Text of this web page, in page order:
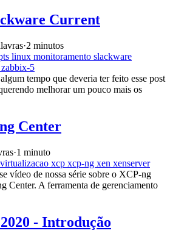
Current
·2 minutos
linux monitoramento slackware
zabbix-5
tempo que deveria ter feito esse post
melhorar um pouco mais os
Center
·1 minuto
virtualizacao xcp xcp-ng xen xenserver
vídeo de nossa série sobre o XCP-ng
Center. A ferramenta de gerenciamento
- Introdução